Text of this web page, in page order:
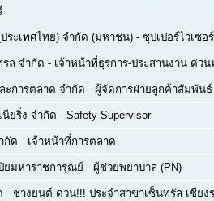
ระเทศไทย) จำกัด (มหาชน) - ซุปเปอร์ไวเซ
ล จำกัด - เจ้าหน้าที่ธุรการ-ประสานงาน ด่วน
การตลาด จำกัด - ผู้จัดการฝ่ายลูกค้าสัมพันธ์
ยริ่ง จำกัด - Safety Supervisor
กัด - เจ้าหน้าที่การตลาด
ยมหาราชการุณย์ - ผู้ช่วยพยาบาล (PN)
- ช่างยนต์ ด่วน!!! ประจำสาขาเซ็นทรัล-เชียง